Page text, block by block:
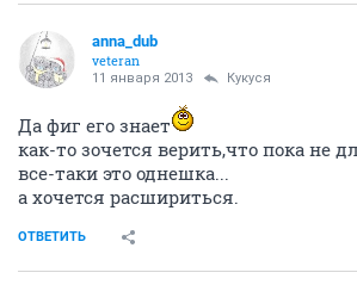
Кукуся
guru
11 января 2013 anna_dub
Аня, а вы жилье под "себя делаете"
на продажу? если уже под себя, то
заказать хорошее, у нас знакомые,
икеи, жалуются, что все
ОТВЕТИТЬ